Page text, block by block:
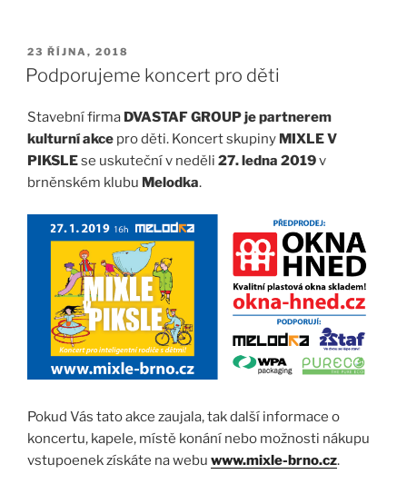
PUBLIKOVÁNO
23 ŘÍJNA, 2018
Podporujeme koncert pro děti
Stavební firma DVASTAF GROUP je partnerem
kulturní akce pro děti. Koncert skupiny MIXLE V
PIKSLEse uskuteční v neděli 27. ledna 2019v
brněnském klubu Melodka.
Pokud Vás tato akce zaujala, tak další informace o
koncertu, kapele, místě konání nebo možnosti nákupu
vstupoenek získáte na webu www.mixle-brno.cz.